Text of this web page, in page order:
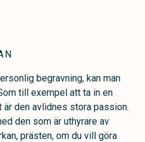
begravning, kan man
till exempel att ta in en
den avlidnes stora passion.
den som är uthyrare av
prästen, om du vill göra